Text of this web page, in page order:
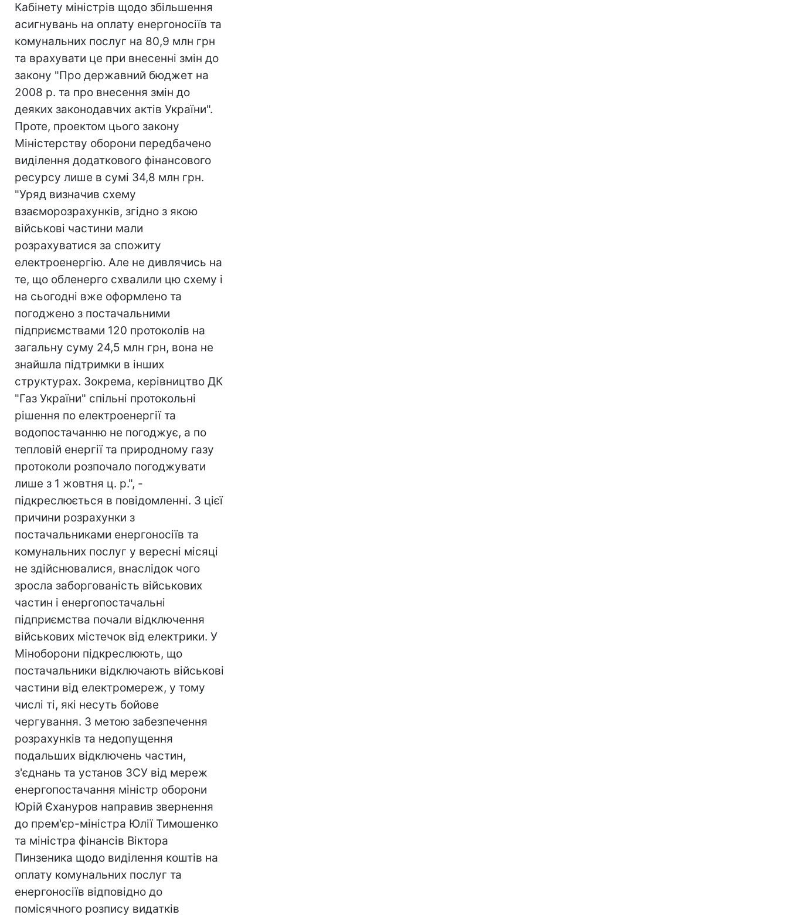
Кабінету міністрів щодо збільшення
асигнувань на оплату енергоносіїв та
комунальних послуг на 80,9 млн грн
та врахувати це при внесенні змін до
закону "Про державний бюджет на
2008 р. та про внесення змін до
деяких законодавчих актів України".
Проте, проектом цього закону
Міністерству оборони передбачено
виділення додаткового фінансового
ресурсу лише в сумі 34,8 млн грн.
"Уряд визначив схему
взаєморозрахунків, згідно з якою
військові частини мали
розрахуватися за спожиту
електроенергію. Але не дивлячись на
те, що обленерго схвалили цю схему і
на сьогодні вже оформлено та
погоджено з постачальними
підприємствами 120 протоколів на
загальну суму 24,5 млн грн, вона не
знайшла підтримки в інших
структурах. Зокрема, керівництво ДК
"Газ України" спільні протокольні
рішення по електроенергії та
водопостачанню не погоджує, а по
тепловій енергії та природному газу
протоколи розпочало погоджувати
лише з 1 жовтня ц. р.", -
підкреслюється в повідомленні. З цієї
причини розрахунки з
постачальниками енергоносіїв та
комунальних послуг у вересні місяці
не здійснювалися, внаслідок чого
зросла заборгованість військових
частин і енергопостачальні
підприємства почали відключення
військових містечок від електрики. У
Міноборони підкреслюють, що
постачальники відключають військові
частини від електромереж, у тому
числі ті, які несуть бойове
чергування. З метою забезпечення
розрахунків та недопущення
подальших відключень частин,
з'єднань та установ ЗСУ від мереж
енергопостачання міністр оборони
Юрій Єхануров направив звернення
до прем'єр-міністра Юлії Тимошенко
та міністра фінансів Віктора
Пинзеника щодо виділення коштів на
оплату комунальних послуг та
енергоносіїв відповідно до
помісячного розпису видатків